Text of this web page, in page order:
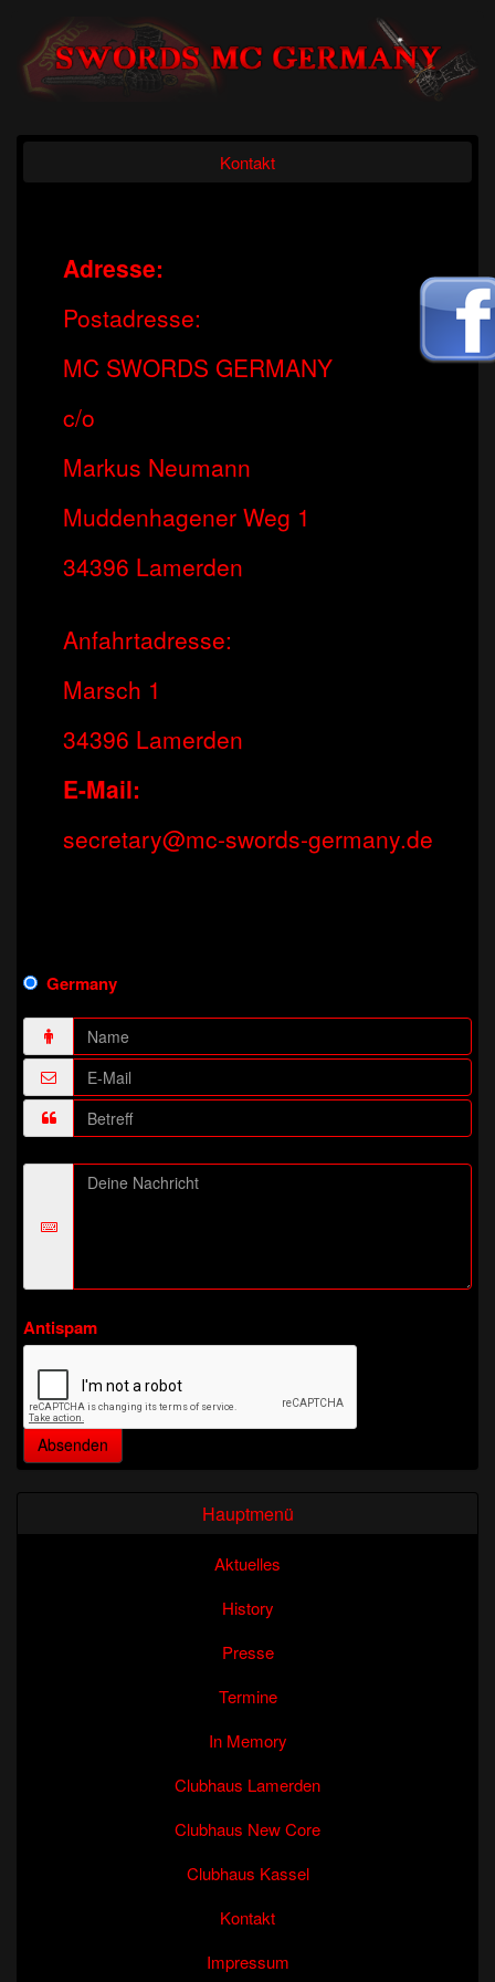
Kontakt
Adresse:
Postadresse:
MC SWORDS GERMANY
c/o
Markus Neumann
Muddenhagener Weg 1
34396 Lamerden
Anfahrtadresse:
Marsch 1
34396 Lamerden
E-Mail:
secretary@mc-swords-germany.de
Germany
Antispam
Hauptmenü
Aktuelles
History
Presse
Termine
In Memory
Clubhaus Lamerden
Clubhaus New Core
Clubhaus Kassel
Kontakt
Impressum